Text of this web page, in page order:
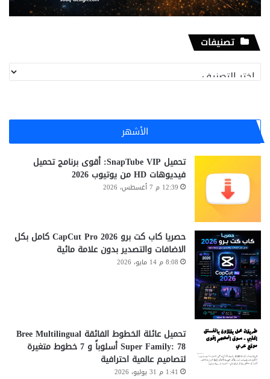
تصنيفات
تصنيفات
الأشهر
تحميل SnapTube VIP: أقوى برنامج تحميل
فيديوهات HD من يوتيوب 2026
12:39 م 7 أغسطس، 2026
حصريا كاب كت برو CapCut Pro 2026 كامل بكل
الاضافات والتصدير بدون علامة مائية
8:08 م 14 مايو، 2026
تحميل عائلة الخطوط الفائقة Bree Multilingual
Super Family: 78 أسلوباً و 7 خطوط متغيرة
لتصاميم عالمية احترافية
1:41 م 31 يوليو، 2026